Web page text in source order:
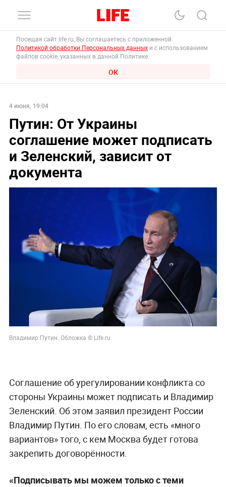
Посещая сайт life.ru, Вы соглашаетесь с приложенной
Политикой обработки Персональных данных и с использованием
файлов cookie, указанных в данной Политике.
ОК
4 июня, 19:04
Путин: От Украины
соглашение может подписать
и Зеленский, зависит от
документа
Владимир Путин. Обложка © Life.ru
Соглашение об урегулировании конфликта со
стороны Украины может подписать и Владимир
Зеленский. Об этом заявил президент России
Владимир Путин. По его словам, есть «много
вариантов» того, с кем Москва будет готова
закрепить договорённости.
«Подписывать мы можем только с теми